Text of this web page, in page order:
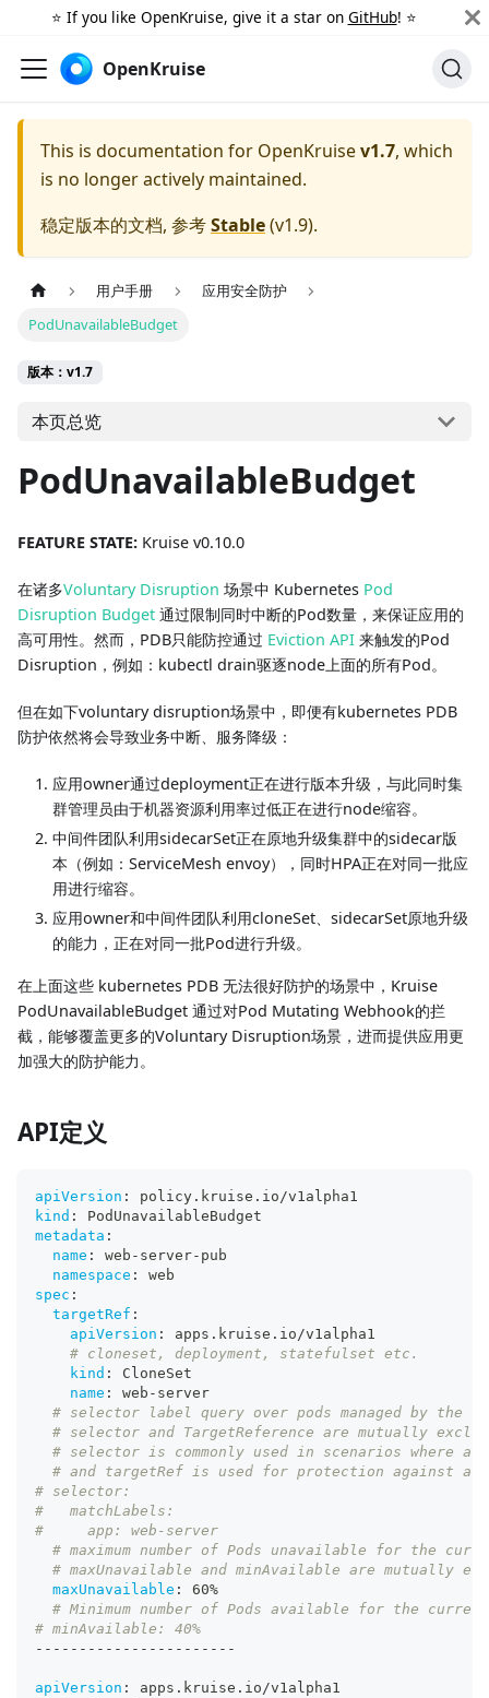
⭐️ If you like OpenKruise, give it a star on GitHub! ⭐️
OpenKruise
This is documentation for OpenKruisev1.7, which
is no longer actively maintained.
稳定版本的文档, 参考Stable(v1.9).
用户手册
应用安全防护
PodUnavailableBudget
版本：v1.7
本页总览
PodUnavailableBudget
FEATURE STATE: Kruise v0.10.0
在诸多Voluntary Disruption 场景中 Kubernetes Pod
Disruption Budget 通过限制同时中断的Pod数量，来保证应用的
高可用性。然而，PDB只能防控通过 Eviction API 来触发的Pod
Disruption，例如：kubectl drain驱逐node上面的所有Pod。
但在如下voluntary disruption场景中，即便有kubernetes PDB
防护依然将会导致业务中断、服务降级：
应用owner通过deployment正在进行版本升级，与此同时集
群管理员由于机器资源利用率过低正在进行node缩容。
中间件团队利用sidecarSet正在原地升级集群中的sidecar版
本（例如：ServiceMesh envoy），同时HPA正在对同一批应
用进行缩容。
应用owner和中间件团队利用cloneSet、sidecarSet原地升级
的能力，正在对同一批Pod进行升级。
在上面这些 kubernetes PDB 无法很好防护的场景中，Kruise
PodUnavailableBudget 通过对Pod Mutating Webhook的拦
截，能够覆盖更多的Voluntary Disruption场景，进而提供应用更
加强大的防护能力。
API定义
apiVersion :
policy.kruise.io/v1alpha1
kind :
PodUnavailableBudget
metadata :
name : web - server- pub
namespace :
web
spec :
targetRef :
apiVersion :
apps.kruise.io/v1alpha1
# cloneset, deployment, statefulset etc.
kind :
CloneSet
name : web - server
# selector label query over pods managed by the
# selector and TargetReference are mutually
# selector is commonly used in scenarios where
# and targetRef is used for protection against a
# selector:
#   matchLabels:
#     app: web-server
# maximum number of Pods unavailable for the
# maxUnavailable and minAvailable are
maxUnavailable :
60%
# Minimum number of Pods available for the
# minAvailable: 40%
--- --- --- --- --- --- --- - -
apiVersion :
apps.kruise.io/v1alpha1